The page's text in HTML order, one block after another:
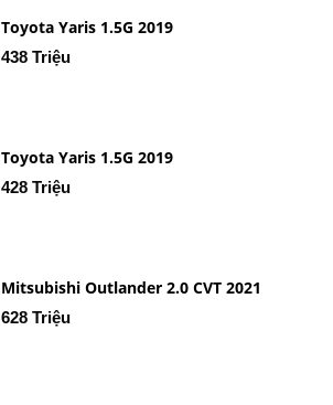
Toyota Yaris 1.5G 2019
438 Triệu
Toyota Yaris 1.5G 2019
428 Triệu
Mitsubishi Outlander 2.0 CVT 2021
628 Triệu